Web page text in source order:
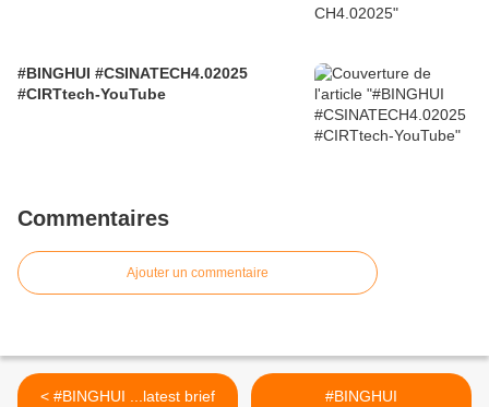
#BINGHUI #CSINATECH4.02025
#CIRTtech-YouTube
Commentaires
Ajouter un commentaire
< #BINGHUI ...latest brief
#BINGHUI